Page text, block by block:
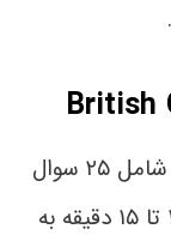
شامل ۲۵ سوال
چهار گزینه‌ای است که باید در مدت‌ ۱۰ تا ۱۵ دقیقه به